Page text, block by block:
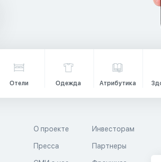
Отели Одежда Атрибутика
О проекте
Пресса
Инвесторам
Партнеры